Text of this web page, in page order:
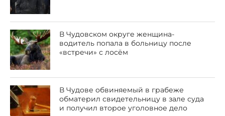
В Чудовском округе женщина-
водитель попала в больницу после
«встречи» с лосём
В Чудове обвиняемый в грабеже
обматерил свидетельницу в зале суда
и получил второе уголовное дело